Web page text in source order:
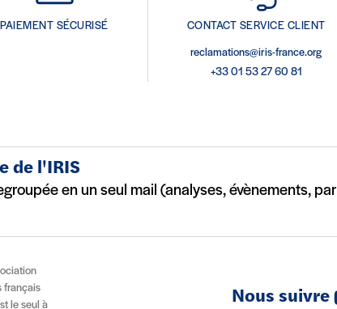
PAIEMENT SÉCURISÉ CONTACT SERVICE CLIENT
reclamations@iris-france.org
+33 01 53 27 60 81
de l'IRIS
en un seul mail (analyses, évènements,
français
le seul à
Nous suivre